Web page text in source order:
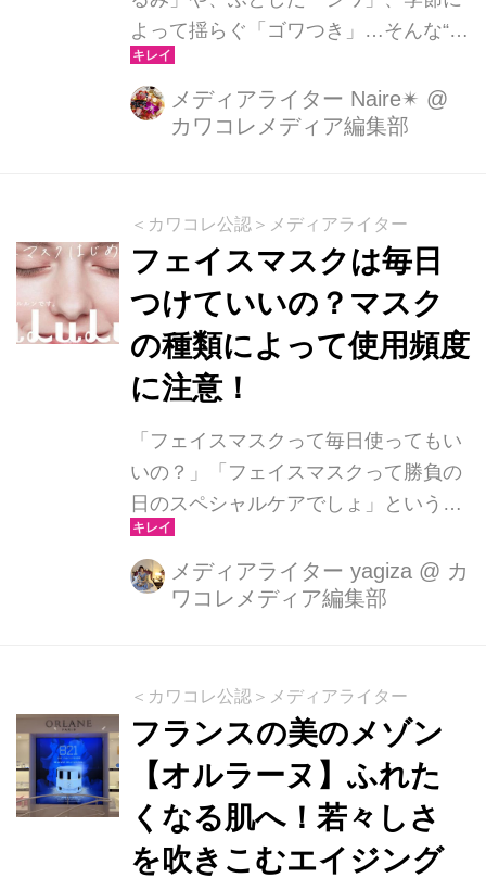
よって揺らぐ「ゴワつき」…そんな“老
け見えポイント”を、毎日のスキンケア
で自然にクリアにしておけたら、幸せ
ですよね♬今回は、そんな大人の肌悩
します♬
メディアライター Naire✴︎ @
カワコレメディア編集部
＜カワコレ公認＞メディアライター
フェイスマスクは毎日
つけていいの？マスク
の種類によって使用頻度
に注意！
「フェイスマスクって毎日使ってもい
いの？」「フェイスマスクって勝負の
日のスペシャルケアでしょ」という声
がよく聞かれます。ルルルンには、毎
日使ってほしい化粧水マスクと、スペ
シャルケア用の美容液フェイスマスク
ケア上手をめざしましょう！
メディアライター yagiza @ カ
ワコレメディア編集部
＜カワコレ公認＞メディアライター
フランスの美のメゾン
【オルラーヌ】ふれた
くなる肌へ！若々しさ
を吹きこむエイジング